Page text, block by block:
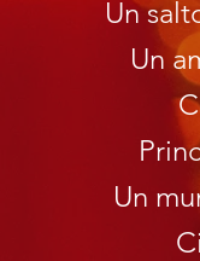
Un
Un
Un